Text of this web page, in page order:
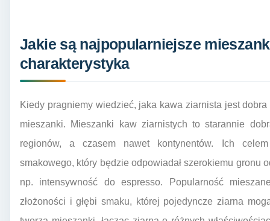
Jakie są najpopularniejsze
charakterystyka
Kiedy pragniemy wiedzieć, jaka kawa ziarnista jest
mieszanki. Mieszanki kaw ziarnistych to starannie
regionów, a czasem nawet kontynentów. Ich
smakowego, który będzie odpowiadał szerokiemu gronu
np. intensywność do espresso. Popularność
złożoności i głębi smaku, której pojedyncze ziarna